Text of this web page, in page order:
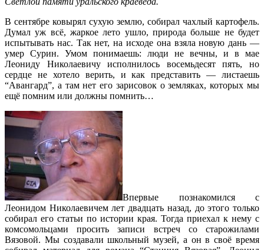
В сентябре ковырял сухую землю, собирал чахлый картофель.
Думал уж всё, жаркое лето ушло, природа больше не будет
испытывать нас. Так нет, на исходе она взяла новую дань —
умер Сурин. Умом понимаешь: люди не вечны, и в мае
Леониду Николаевичу исполнилось восемьдесят пять, но
сердце не хотело верить, и как представить — листаешь
“Авангард”, а там нет его зарисовок о земляках, которых мы
ещё помним или должны помнить…
Впервые познакомился с
Леонидом Николаевичем лет двадцать назад, до этого только
собирал его статьи по истории края. Тогда приехал к нему с
комсомольцами просить записи встреч со старожилами
Вязовой. Мы создавали школьный музей, а он в своё время